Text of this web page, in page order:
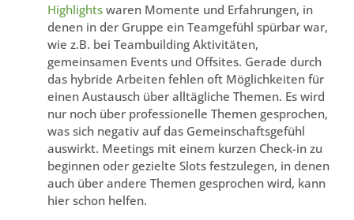
Highlights waren Momente und Erfahrungen, in
denen in der Gruppe ein Teamgefühl spürbar war,
wie z.B. bei Teambuilding Aktivitäten,
gemeinsamen Events und Offsites. Gerade durch
das hybride Arbeiten fehlen oft Möglichkeiten für
einen Austausch über alltägliche Themen. Es wird
nur noch über professionelle Themen gesprochen,
was sich negativ auf das Gemeinschaftsgefühl
auswirkt. Meetings mit einem kurzen Check-in zu
beginnen oder gezielte Slots festzulegen, in denen
auch über andere Themen gesprochen wird, kann
hier schon helfen.